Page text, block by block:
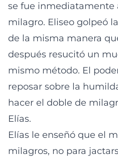
se fue inmediatamente
milagro. Eliseo golpeó
de la misma manera
después resucitó un
mismo método. El
reposar sobre la
hacer el doble de
Elías.
Elías le enseñó que el
milagros, no para